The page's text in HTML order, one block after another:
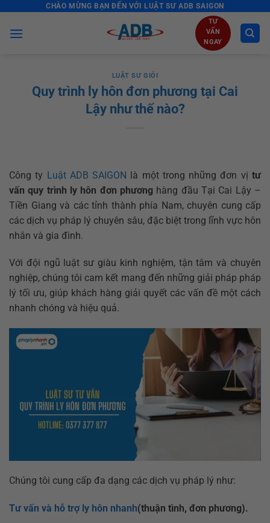
content
CHÀO MỪNG BẠN ĐẾN VỚI LUẬT SƯ ADB SAIGON
TƯ
VẤN
NGAY
LUẬT SƯ GIỎI
Quy trình ly hôn đơn phương tại Cai
Lậy như thế nào?
Công ty Luật ADB SAIGON là một trong những đơn vịtư
vấn quy trình ly hôn đơn phương hàng đầu Tại Cai Lậy –
Tiền Giang và các tỉnh thành phía Nam, chuyên cung cấp
các dịch vụ pháp lý chuyên sâu, đặc biệt trong lĩnh vực hôn
nhân và gia đình.
Với đội ngũ luật sư giàu kinh nghiệm, tận tâm và chuyên
nghiệp, chúng tôi cam kết mang đến những giải pháp pháp
lý tối ưu, giúp khách hàng giải quyết các vấn đề một cách
nhanh chóng và hiệu quả.
Chúng tôi cung cấp đa dạng các dịch vụ pháp lý như:
Tư vấn và hỗ trợ ly hôn nhanh(thuận tình, đơn phương).